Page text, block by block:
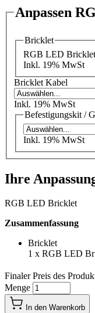
Anpassen
Bricklet
RGB LED
Inkl. 19% MwSt
Bricklet Kabel
Inkl. 19% MwSt
Befestigungskit /
Inkl. 19% MwSt
Ihre
RGB LED Bricklet
Zusammenfassung
Bricklet
1 x RGB LED
Finaler Preis des
Menge
In den Warenkorb